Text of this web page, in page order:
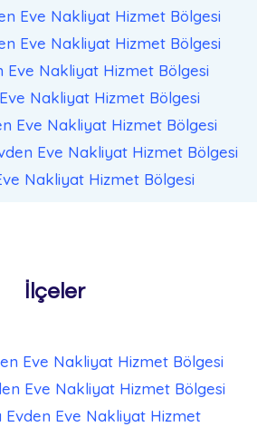
Eve Nakliyat Hizmet Bölgesi
Eve Nakliyat Hizmet Bölgesi
Eve Nakliyat Hizmet Bölgesi
Nakliyat Hizmet Bölgesi
Eve Nakliyat Hizmet Bölgesi
Eve Nakliyat Hizmet Bölgesi
Nakliyat Hizmet Bölgesi
İlçeler
Eve Nakliyat Hizmet Bölgesi
Eve Nakliyat Hizmet Bölgesi
Eve Nakliyat Hizmet